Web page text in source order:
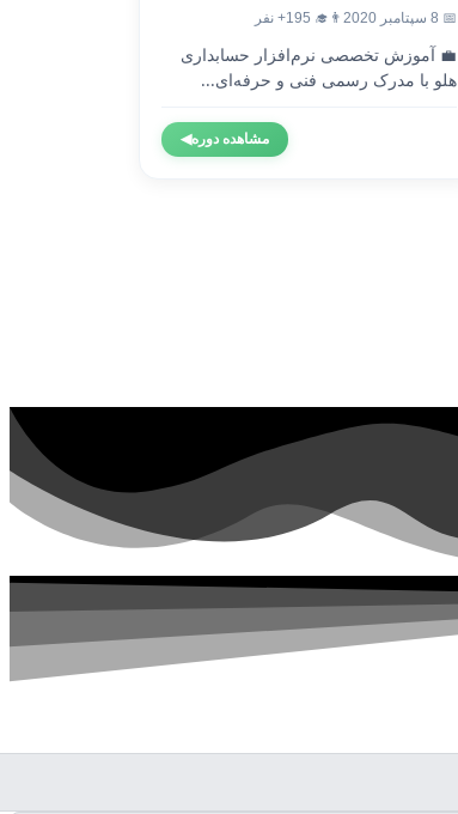
📅 8 سپتامبر 2020 👨‍🎓 195+ نفر
💼 آموزش تخصصی نرم‌افزار حسابداری
هلو با مدرک رسمی فنی و حرفه‌ای...
مشاهده دوره◀